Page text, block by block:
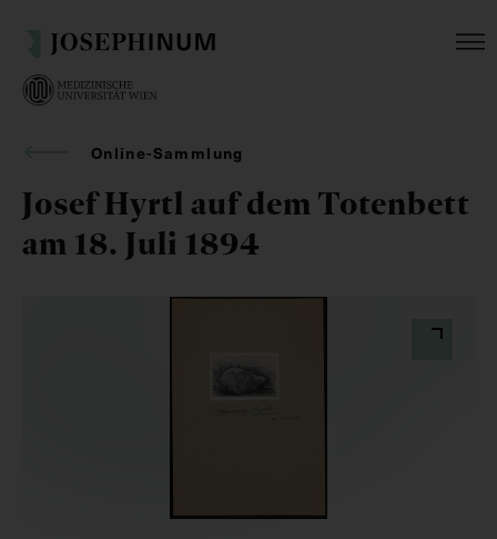
Online-Sammlung
Josef Hyrtl auf dem Totenbett
am 18. Juli 1894